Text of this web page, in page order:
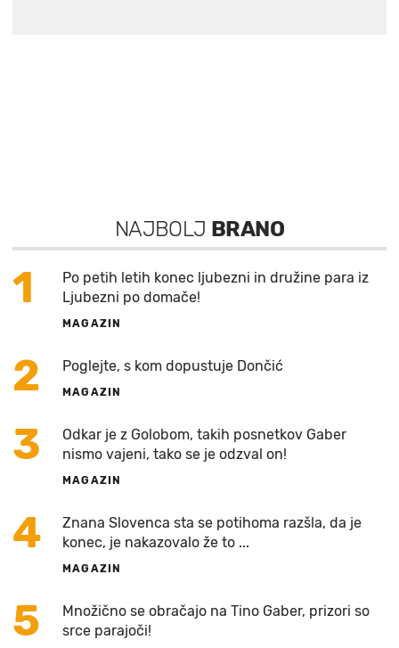
NAJBOLJ BRANO
1
Po petih letih konec ljubezni in družine para iz
Ljubezni po domače!
MAGAZIN
2 Poglejte, s kom dopustuje Dončić
MAGAZIN
3
Odkar je z Golobom, takih posnetkov Gaber
nismo vajeni, tako se je odzval on!
MAGAZIN
4
Znana Slovenca sta se potihoma razšla, da je
konec, je nakazovalo že to ...
MAGAZIN
5
Množično se obračajo na Tino Gaber, prizori so
srce parajoči!